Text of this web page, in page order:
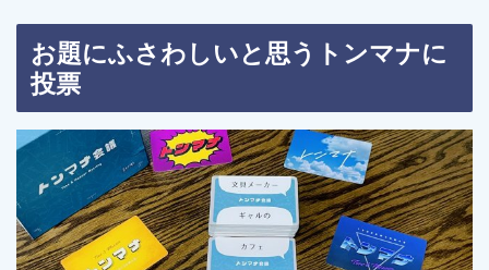
お題にふさわしいと思うトンマナに
投票